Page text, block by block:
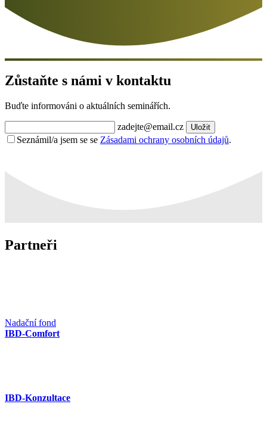
Zůstaňte s námi v kontaktu
Buďte informováni o aktuálních seminářích.
zadejte@email.cz Uložit
Seznámil/a jsem se se Zásadami ochrany osobních údajů.
Partneři
Nadační fond
IBD-Comfort
IBD-Konzultace